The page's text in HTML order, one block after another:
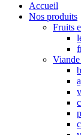
Accueil
Nos produits
Fruits